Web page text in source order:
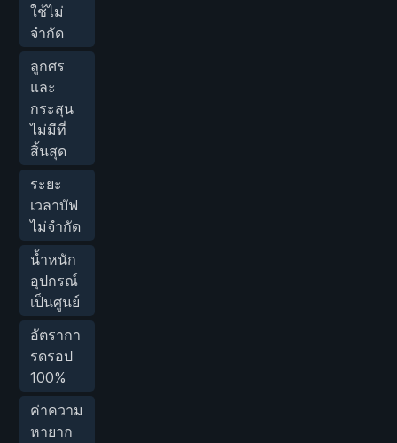
ใช้ไม่
จำกัด
ลูกศร
และ
กระสุน
ไม่มีที่
สิ้นสุด
ระยะ
เวลาบัฟ
ไม่จำกัด
น้ำหนัก
อุปกรณ์
เป็นศูนย์
อัตรากา
รดรอป
100%
ค่าความ
หายาก